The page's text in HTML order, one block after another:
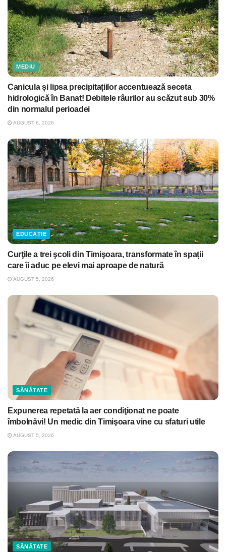
MEDIU
Canicula și lipsa precipitațiilor accentuează seceta
hidrologică în Banat! Debitele râurilor au scăzut sub 30%
din normalul perioadei
AUGUST 6, 2026
EDUCAȚIE
Curţile a trei şcoli din Timişoara, transformate în spații
care îi aduc pe elevi mai aproape de natură
AUGUST 5, 2026
SĂNĂTATE
Expunerea repetată la aer condiţionat ne poate
îmbolnăvi! Un medic din Timişoara vine cu sfaturi utile
AUGUST 5, 2026
SĂNĂTATE